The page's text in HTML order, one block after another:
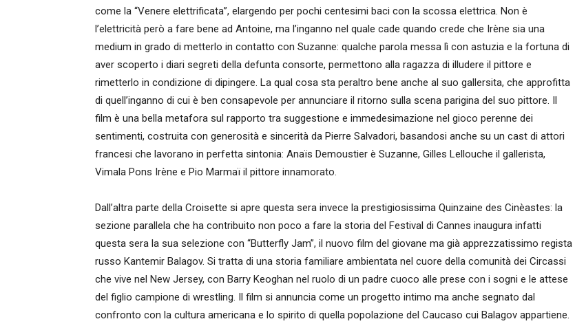
come la “Venere elettrificata”, elargendo per pochi centesimi baci con la scossa elettrica. Non è
l’elettricità però a fare bene ad Antoine, ma l’inganno nel quale cade quando crede che Irène sia una
medium in grado di metterlo in contatto con Suzanne: qualche parola messa lì con astuzia e la fortuna di
aver scoperto i diari segreti della defunta consorte, permettono alla ragazza di illudere il pittore e
rimetterlo in condizione di dipingere. La qual cosa sta peraltro bene anche al suo gallersita, che approfitta
di quell’inganno di cui è ben consapevole per annunciare il ritorno sulla scena parigina del suo pittore. Il
film è una bella metafora sul rapporto tra suggestione e immedesimazione nel gioco perenne dei
sentimenti, costruita con generosità e sincerità da Pierre Salvadori, basandosi anche su un cast di attori
francesi che lavorano in perfetta sintonia: Anaïs Demoustier è Suzanne, Gilles Lellouche il gallerista,
Vimala Pons Irène e Pio Marmaï il pittore innamorato.
Dall’altra parte della Croisette si apre questa sera invece la prestigiosissima Quinzaine des Cinèastes: la
sezione parallela che ha contribuito non poco a fare la storia del Festival di Cannes inaugura infatti
questa sera la sua selezione con “Butterfly Jam”, il nuovo film del giovane ma già apprezzatissimo regista
russo Kantemir Balagov. Si tratta di una storia familiare ambientata nel cuore della comunità dei Circassi
che vive nel New Jersey, con Barry Keoghan nel ruolo di un padre cuoco alle prese con i sogni e le attese
del figlio campione di wrestling. Il film si annuncia come un progetto intimo ma anche segnato dal
confronto con la cultura americana e lo spirito di quella popolazione del Caucaso cui Balagov appartiene.